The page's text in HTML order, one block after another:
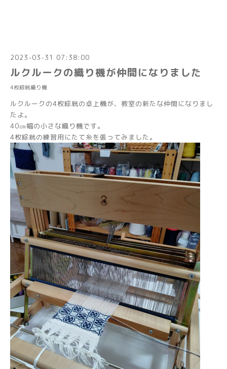
2023-03-31 07:38:00
ルクルークの織り機が仲間になりました
4枚綜絖織り機
ルクルークの4枚綜絖の卓上機が、教室の新たな仲間になりまし
たよ。
40㎝幅の小さな織り機です。
4枚綜絖の練習用にたて糸を張ってみました。